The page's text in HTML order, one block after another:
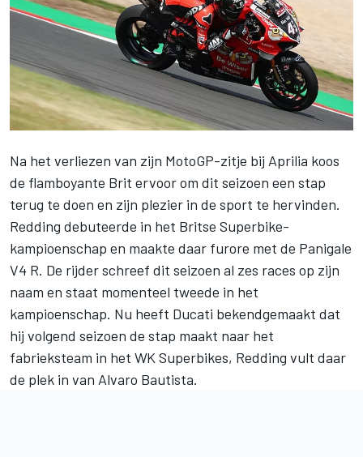
Na het verliezen van zijn MotoGP-zitje bij Aprilia koos
de flamboyante Brit ervoor om dit seizoen een stap
terug te doen en zijn plezier in de sport te hervinden.
Redding debuteerde in het Britse Superbike-
kampioenschap en maakte daar furore met de Panigale
V4 R. De rijder schreef dit seizoen al zes races op zijn
naam en staat momenteel tweede in het
kampioenschap. Nu heeft Ducati bekendgemaakt dat
hij volgend seizoen de stap maakt naar het
fabrieksteam in het WK Superbikes, Redding vult daar
de plek in van Alvaro Bautista.